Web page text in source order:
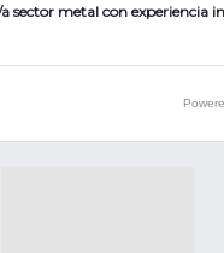
sector metal con experiencia